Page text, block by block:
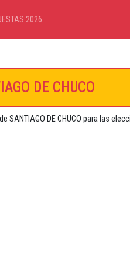
2026
DE CHUCO
DE CHUCO para las